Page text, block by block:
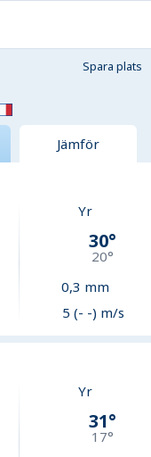
Spara plats
Jämför
Yr
30°
20°
0,3 mm
5 (- -) m/s
Yr
31°
17°